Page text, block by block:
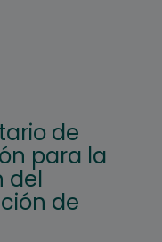
de
para la
del
de